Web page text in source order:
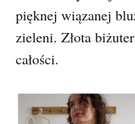
pięknej wiązanej
zieleni. Złota
całości.